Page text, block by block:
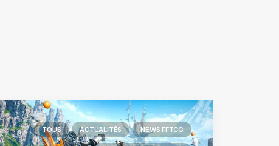
TOUS ACTUALITÉS NEWS FFTCG